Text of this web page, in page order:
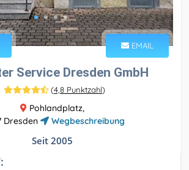
EMAIL
Service Dresden GmbH
(4,8 Punktzahl)
Pohlandplatz,
Dresden
Wegbeschreibung
Seit 2005